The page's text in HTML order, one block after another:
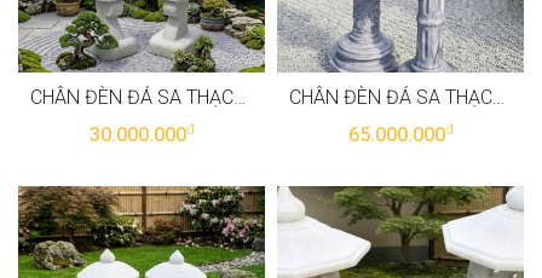
CHÂN ĐÈN ĐÁ SA THẠCH TỰ NHIÊN NGUYÊN KHỐI, CAO 80CM T3892
30.000.000đ
CHÂN ĐÈN ĐÁ SA THẠCH TỰ NHIÊN NGUYÊN KHỐI, CAO 1.6M T3891
65.000.000đ